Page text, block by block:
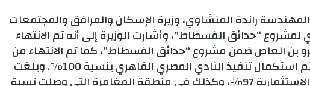
راندة المنشاوي، وزيرة الإسكان والمرافق والمجتمعات
لمشروع “حدائق الفسطاط”، وأشارت الوزيرة إلى أنه تم الانتهاء
العاص ضمن مشروع “حدائق الفسطاط”، كما تم الانتهاء من
تنفيذ المنطقة الثقافية، وتم استكمال تنفيذ النادي المصري القاهري بنسبة 100%. وبلغت
نسبة التنفيذ في المنطقة الاستثمارية 97%، وكذلك في منطقة المغامرة التي وصلت نسبة